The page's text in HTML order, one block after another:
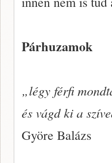
Párhuzamok
„légy férfi
és vágd ki a
Györe Balázs